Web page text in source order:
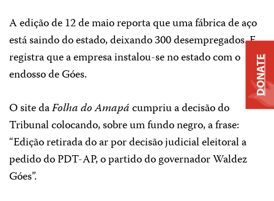
A edição de 12 de maio reporta que uma fábrica de aço
está saindo do estado, deixando 300 desempregados. E
registra que a empresa instalou-se no estado com o
endosso de Góes.
O site daFolha do Amapácumpriu a decisão do
Tribunal colocando, sobre um fundo negro, a frase:
“Edição retirada do ar por decisão judicial eleitoral a
pedido do PDT-AP, o partido do governador Waldez
Góes”.
DONATE